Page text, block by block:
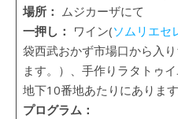
場所： ムジカーザにて
一押し： ワイン(ソムリエセ
袋西武おかず市場口から入
ます。）、手作りラタトゥ
地下10番地あたりにありま
プログラム：